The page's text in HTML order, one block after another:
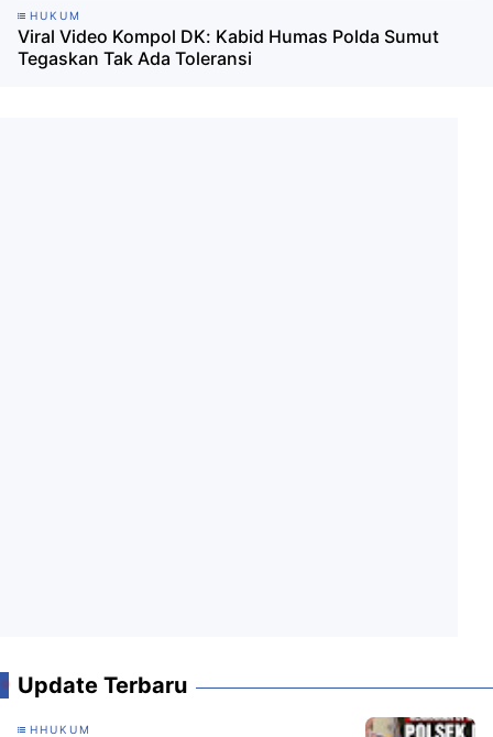
HUKUM
Viral Video Kompol DK: Kabid Humas Polda Sumut
Tegaskan Tak Ada Toleransi
Update Terbaru
HHUKUM